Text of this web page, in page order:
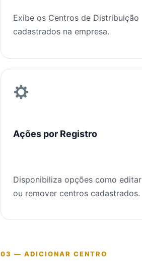
Exibe os Centros de Distribuição
cadastrados na empresa.
Ações por Registro
Disponibiliza opções como editar
ou remover centros cadastrados.
03 — ADICIONAR CENTRO